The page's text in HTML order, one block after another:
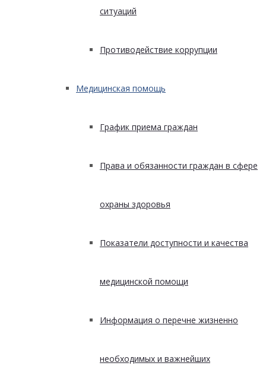
ситуаций
Противодействие коррупции
Медицинская помощь
График приема граждан
Права и обязанности граждан в сфере
охраны здоровья
Показатели доступности и качества
медицинской помощи
Информация о перечне жизненно
необходимых и важнейших